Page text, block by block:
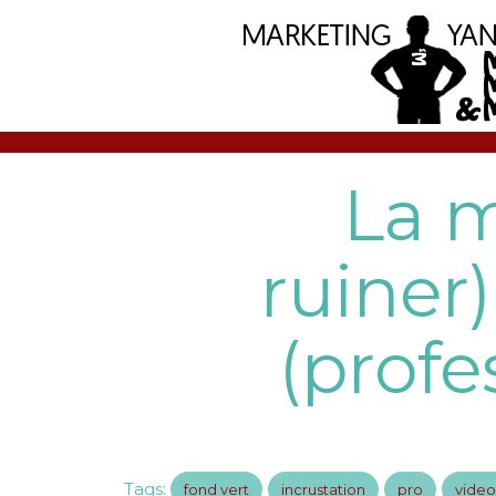
La
Tags: fond vert incrustation pro